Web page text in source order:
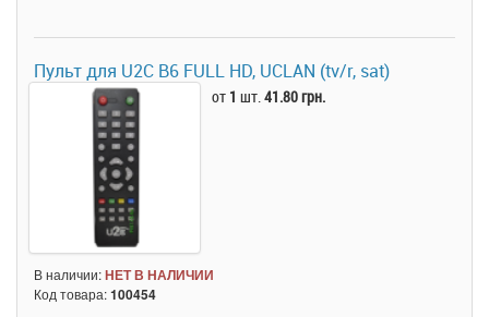
Пульт для U2C B6 FULL HD, UCLAN (tv/r, sat)
от 1 шт.41.80 грн.
В наличии:НЕТ В НАЛИЧИИ
Код товара:100454